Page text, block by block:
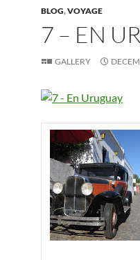
BLOG,VOYAGE
7 – EN
GALLERY